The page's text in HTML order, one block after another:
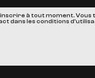
à tout moment.
dans les conditions